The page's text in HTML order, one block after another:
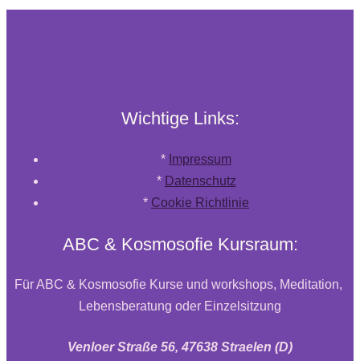
Wichtige Links:
* Impressum
* Datenschutz
* Cookie Richtlinie
ABC & Kosmosofie Kursraum:
Für ABC & Kosmosofie Kurse und workshops, Meditation,
Lebensberatung oder Einzelsitzung
Venloer Straße 56, 47638 Straelen (D)